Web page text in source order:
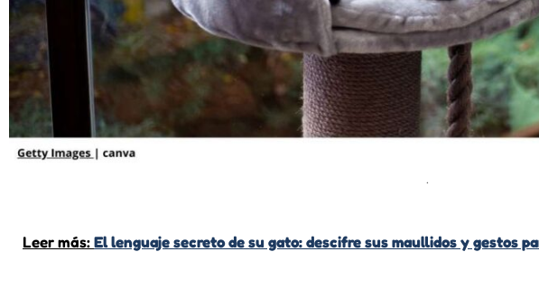
.
Leer más:El lenguaje secreto de su gato: descifre sus maullidos y gestos